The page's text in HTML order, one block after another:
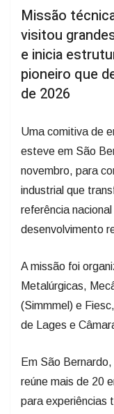
visitou
e inicia
pioneiro que
de 2026
esteve em São
novembro, para
industrial que
referência
desenvolvimento
Metalúrgicas,
(Simmmel) e
de Lages e
reúne mais de 20
para experiências